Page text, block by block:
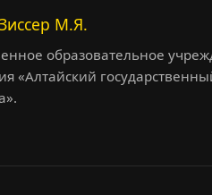
М.Я.
образовательное
«Алтайский